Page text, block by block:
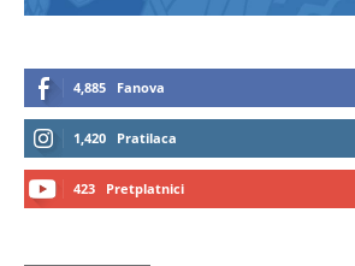
4,885 Fanova
1,420 Pratilaca
423 Pretplatnici